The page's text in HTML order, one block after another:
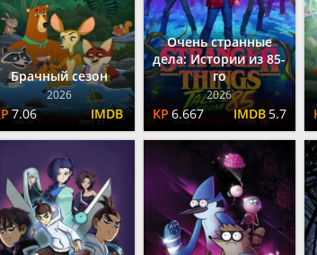
Брачный сезон
2026
7.06
Очень странные
дела: Истории из 85-
го
2026
6.667 5.7